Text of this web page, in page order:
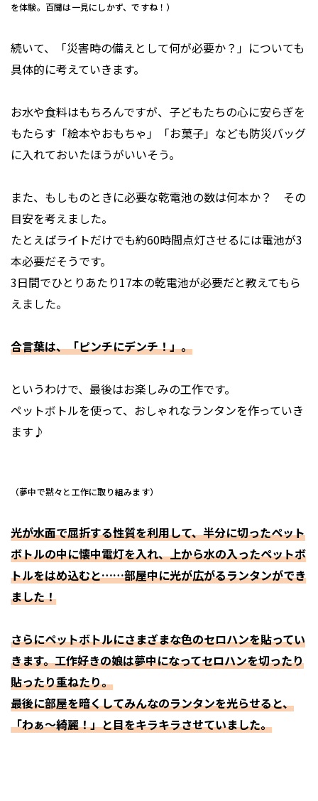
を体験。百聞は一見にしかず、ですね！）
続いて、「災害時の備えとして何が必要か？」についても
具体的に考えていきます。
お水や食料はもちろんですが、子どもたちの心に安らぎを
もたらす「絵本やおもちゃ」「お菓子」なども防災バッグ
に入れておいたほうがいいそう。
また、もしものときに必要な乾電池の数は何本か？ その
目安を考えました。
たとえばライトだけでも約60時間点灯させるには電池が3
本必要だそうです。
3日間でひとりあたり17本の乾電池が必要だと教えてもら
えました。
合言葉は、「ピンチにデンチ！」。
というわけで、最後はお楽しみの工作です。
ペットボトルを使って、おしゃれなランタンを作っていき
ます♪
（夢中で黙々と工作に取り組みます）
光が水面で屈折する性質を利用して、半分に切ったペット
ボトルの中に懐中電灯を入れ、上から水の入ったペットボ
トルをはめ込むと……部屋中に光が広がるランタンができ
ました！
さらにペットボトルにさまざまな色のセロハンを貼ってい
きます。工作好きの娘は夢中になってセロハンを切ったり
貼ったり重ねたり。
最後に部屋を暗くしてみんなのランタンを光らせると、
「わぁ〜綺麗！」と目をキラキラさせていました。